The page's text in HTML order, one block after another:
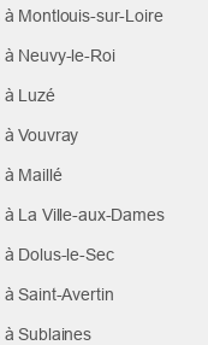
Montlouis-sur-Loire
Neuvy-le-Roi
à Luzé
Vouvray
à Maillé
La Ville-aux-Dames
Dolus-le-Sec
Saint-Avertin
Sublaines